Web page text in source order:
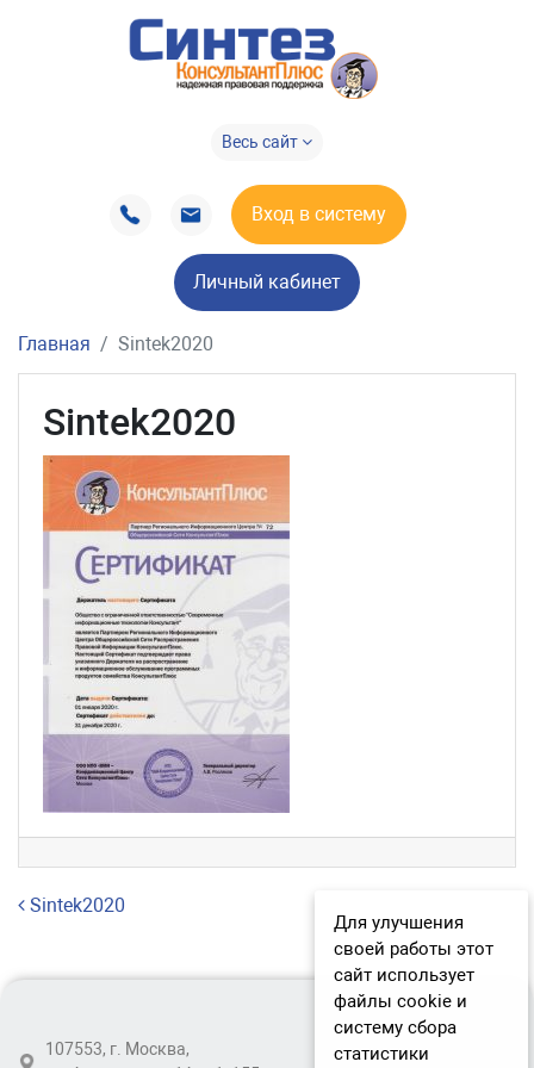
Весь сайт
Вход в систему
Личный кабинет
Главная Sintek2020
Sintek2020
Навигация по записям
Sintek2020
107553, г. Москва,
Для улучшения
своей работы этот
сайт использует
файлы cookie и
систему сбора
статистики